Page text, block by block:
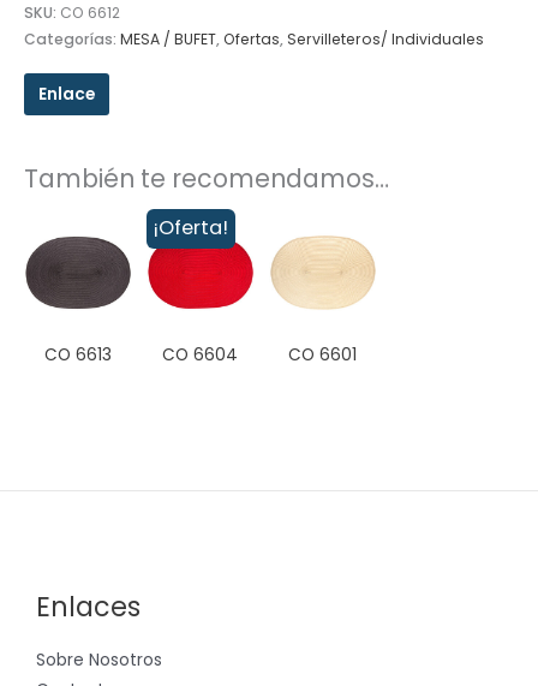
SKU: CO 6612
Categorías: MESA / BUFET,Ofertas,Servilleteros/ Individuales
Enlace
También te recomendamos…
CO 6613
¡Oferta!
CO 6604 CO 6601
Enlaces
Sobre Nosotros